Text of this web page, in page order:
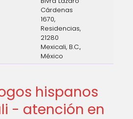
Cárdenas
1670,
Residencias,
21280
Mexicali, B.C.,
México
hispanos
- atención en